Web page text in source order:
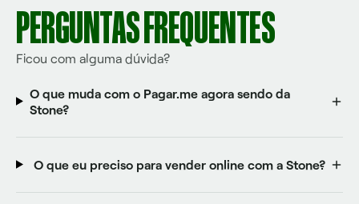
PERGUNTAS FREQUENTES
Ficou com alguma dúvida?
O que muda com o Pagar.me agora sendo da
Stone?
O que eu preciso para vender online com a Stone?